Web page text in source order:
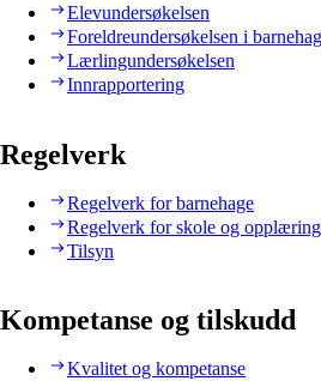
Elevundersøkelsen
Foreldreundersøkelsen i
Lærlingundersøkelsen
Innrapportering
Regelverk
Regelverk for barnehage
Regelverk for skole og opplæring
Tilsyn
Kompetanse og tilskudd
Kvalitet og kompetanse